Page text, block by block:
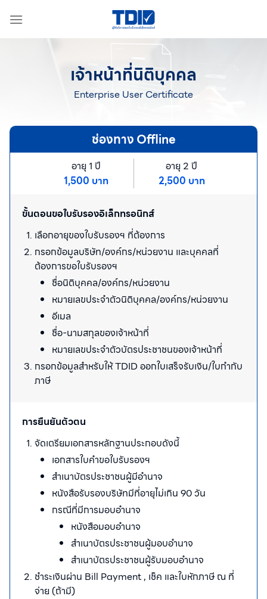
เจ้าหน้าที่นิติบุคคล
Enterprise User Certificate
ช่องทาง Offline​
อายุ 1 ปี
1,500 บาท
อายุ 2 ปี
2,500 บาท
ขั้นตอนขอใบรับรองอิเล็กทรอนิกส์
เลือกอายุของใบรับรองฯ ที่ต้องการ​
กรอกข้อมูลบริษัท/องค์กร/หน่วยงาน และบุคคลที่
ต้องการขอใบรับรองฯ​
ชื่อนิติบุคคล/องค์กร/หน่วยงาน​
หมายเลขประจำตัวนิติบุคคล/องค์กร/หน่วยงาน​
อีเมล​
ชื่อ-นามสกุลของเจ้าหน้าที่​
หมายเลขประจำตัวบัตรประชาชนของเจ้าหน้าที่
กรอกข้อมูลสำหรับให้ TDID ออกใบเสร็จรับเงิน/ใบกำกับ
ภาษี​
การยืนยันตัวตน
จัดเตรียมเอกสารหลักฐานประกอบดังนี้​
เอกสารใบคำขอใบรับรองฯ
สำเนาบัตรประชาชนผู้มีอำนาจ​
หนังสือรับรองบริษัทมีที่อายุไม่เกิน 90 วัน​
กรณีที่มีการมอบอำนาจ
หนังสือมอบอำนาจ
สำเนาบัตรประชาชนผู้มอบอำนาจ
สำเนาบัตรประชาชนผู้รับมอบอำนาจ
ชำระเงินผ่าน Bill Payment , เช็ค และใบหักภาษี ณ ที่
จ่าย (ถ้ามี)​